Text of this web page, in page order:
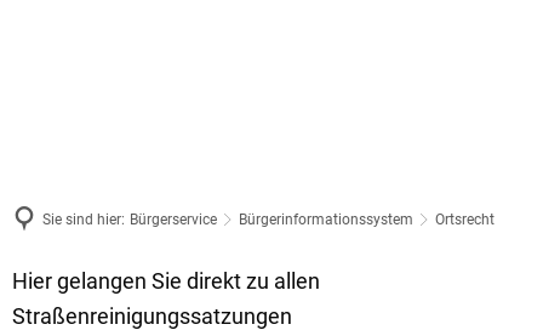
Sie sind hier: Bürgerservice Bürgerinformationssystem Ortsrecht
Ortsrecht
Hier gelangen Sie direkt zu allen
Straßenreinigungssatzungen